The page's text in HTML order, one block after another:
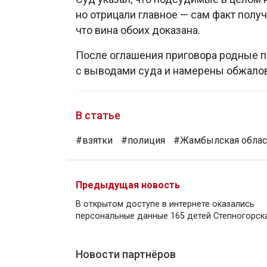
но отрицали главное — сам факт
что вина обоих доказана.
После оглашения приговора родные
с выводами суда и намерены
В статье
#взятки #полиция #Жамбылская
Предыдущая новость
В открытом доступе в интернете оказались
персональные данные 165 детей